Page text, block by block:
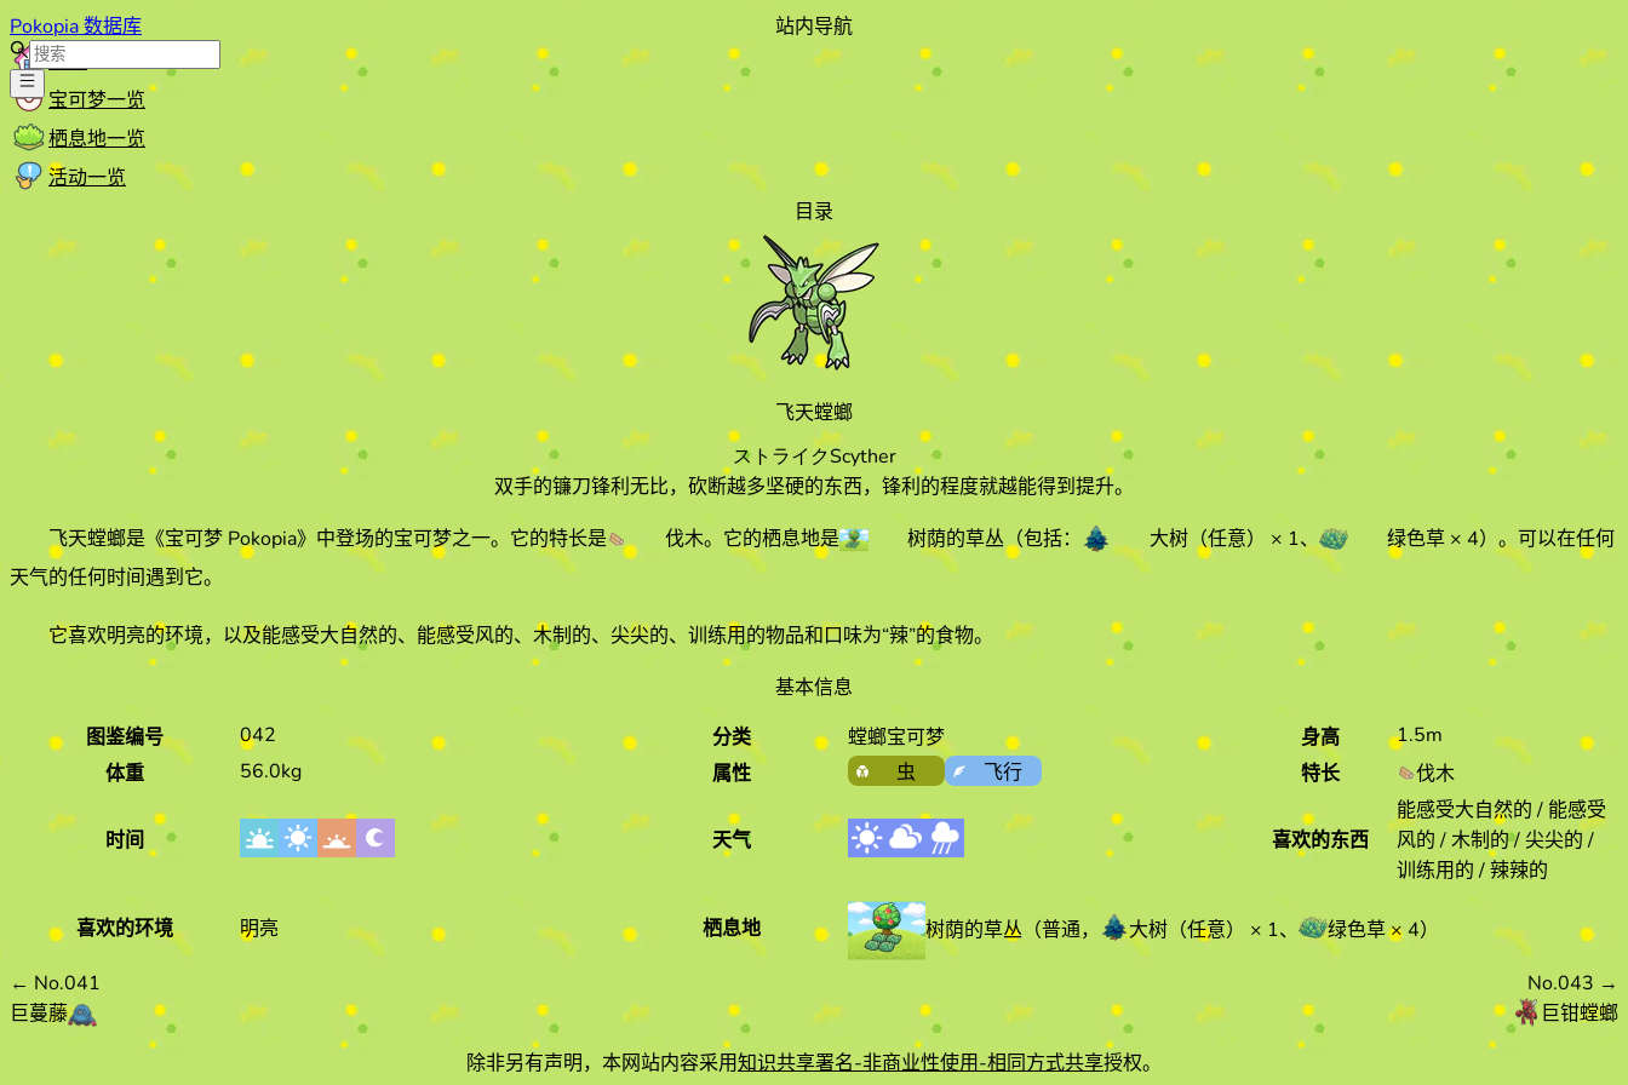
Pokopia 数据库
站内导航
首页
宝可梦一览
栖息地一览
活动一览
目录
飞天螳螂
ストライクScyther
双手的镰刀锋利无比，砍断越多坚硬的东西，锋利的程度就越能得到提升。
飞天螳螂是《宝可梦 Pokopia》中登场的宝可梦之一。它的特长是 伐木。它的栖息地是 树荫的草丛（包括： 大树（任意） × 1、 绿色草 × 4） 。 可以在任何
天气的任何时间遇到它。
它喜欢明亮的环境，以及能感受大自然的、能感受风的、木制的、尖尖的、训练用的物品和口味为“辣”的食物。
基本信息
图鉴编号
042 分类 螳螂宝可梦 身高
1.5m
体重
56.0kg 属性 虫 飞行 特长 伐木
时间 天气 喜欢的东西
能感受大自然的 / 能感受
风的 / 木制的 / 尖尖的 /
训练用的 / 辣辣的
喜欢的环境 明亮 栖息地 树荫的草丛 （普通， 大树（任意） × 1、 绿色草× 4）
← No.041
巨蔓藤
No.043 →
巨钳螳螂
除非另有声明，本网站内容采用知识共享署名-非商业性使用-相同方式共享授权。